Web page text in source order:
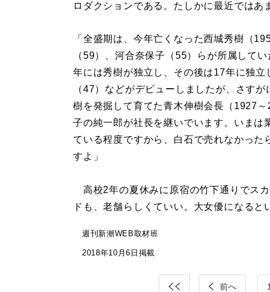
ロダクションである。たしかに最近では
「全盛期は、今年亡くなった西城秀樹（
（59）、河合奈保子（55）らが所属して
年には秀樹が独立し、その後は17年に独
（47）などがデビューしましたが、さす
樹を発掘して育てた青木伸樹会長（1927
子の純一郎が社長を継いでいます。いま
ている程度ですから、白石で売れなかった
すよ」
高校2年の夏休みに原宿の竹下通りでス
ドも、老舗らしくていい。大女優になると
週刊新潮WEB取材班
2018年10月6日掲載
前へ 1